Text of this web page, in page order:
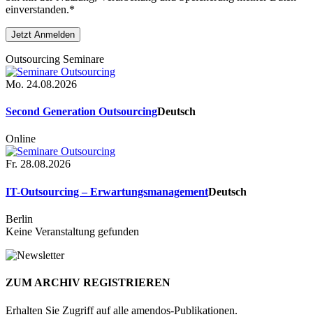
einverstanden.*
Outsourcing Seminare
Mo. 24.08.2026
Second Generation OutsourcingDeutsch
Online
Fr. 28.08.2026
IT-Outsourcing – ErwartungsmanagementDeutsch
Berlin
Keine Veranstaltung gefunden
ZUM ARCHIV REGISTRIEREN
Erhalten Sie Zugriff auf alle amendos-Publikationen.